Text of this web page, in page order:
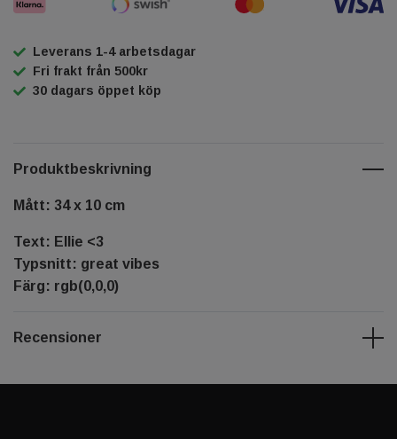
Leverans 1-4 arbetsdagar
Fri frakt från 500kr
30 dagars öppet köp
Produktbeskrivning
Mått: 34 x 10 cm
Text: Ellie <3
Typsnitt: great vibes
Färg: rgb(0,0,0)
Recensioner